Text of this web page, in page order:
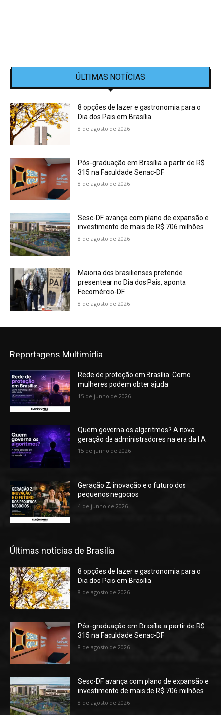
ÚLTIMAS NOTÍCIAS
8 opções de lazer e gastronomia para o
Dia dos Pais em Brasília
8 de agosto de 2026
Pós-graduação em Brasília a partir de R$
315 na Faculdade Senac-DF
8 de agosto de 2026
Sesc-DF avança com plano de expansão e
investimento de mais de R$ 706 milhões
8 de agosto de 2026
Maioria dos brasilienses pretende
presentear no Dia dos Pais, aponta
Fecomércio-DF
8 de agosto de 2026
Reportagens Multimídia
Rede de proteção em Brasília: Como
mulheres podem obter ajuda
15 de junho de 2026
Quem governa os algoritmos? A nova
geração de administradores na era da I.A
15 de junho de 2026
Geração Z, inovação e o futuro dos
pequenos negócios
4 de junho de 2026
Últimas notícias de Brasília
8 opções de lazer e gastronomia para o
Dia dos Pais em Brasília
8 de agosto de 2026
Pós-graduação em Brasília a partir de R$
315 na Faculdade Senac-DF
8 de agosto de 2026
Sesc-DF avança com plano de expansão e
investimento de mais de R$ 706 milhões
8 de agosto de 2026